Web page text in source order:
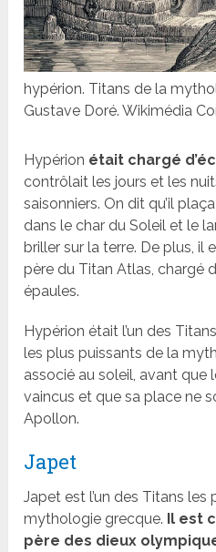
hypérion. Titans de la
Gustave Doré. Wikimédia
Hypérion était chargé
contrôlait les jours et les
saisonniers. On dit qu’il
dans le char du Soleil et le
briller sur la terre. De plus, il
père du Titan Atlas, chargé
épaules.
Hypérion était l’un des
les plus puissants de la
associé au soleil, avant que
vaincus et que sa place ne
Apollon.
Japet
Japet est l’un des Titans
mythologie grecque. Il est
père des dieux